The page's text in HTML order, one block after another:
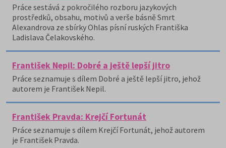
Práce sestává z pokročilého rozboru jazykových
prostředků, obsahu, motivů a verše básně Smrt
Alexandrova ze sbírky Ohlas písní ruských Františka
Ladislava Čelakovského.
František Nepil: Dobré a ještě lepší jitro
Práce seznamuje s dílem Dobré a ještě lepší jitro, jehož
autorem je František Nepil.
František Pravda: Krejčí Fortunát
Práce seznamuje s dílem Krejčí Fortunát, jehož autorem
je František Pravda.